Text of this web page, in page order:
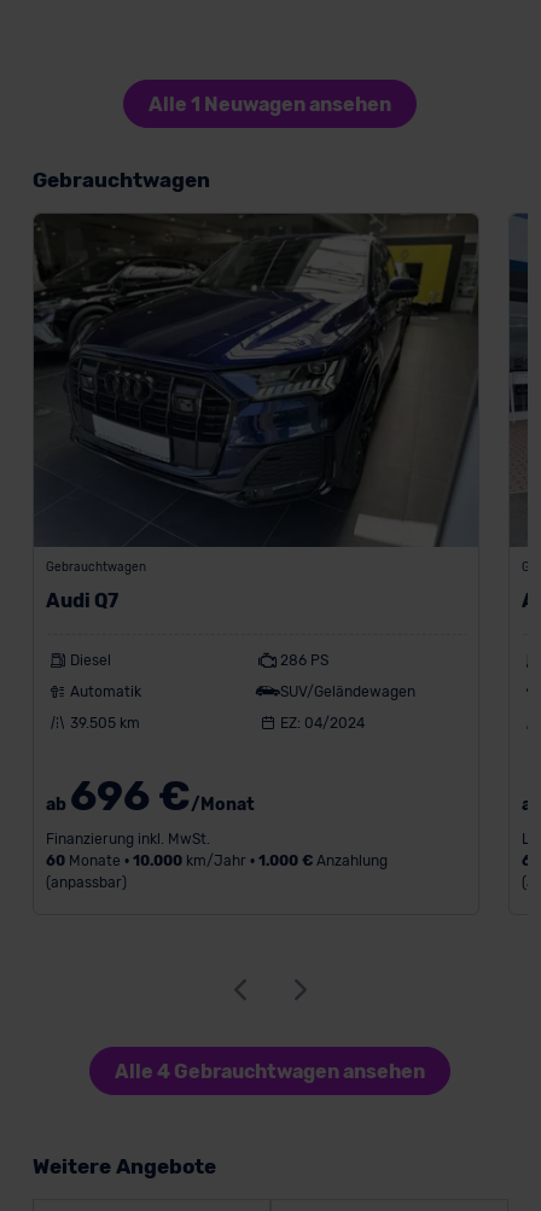
Alle 1 Neuwagen ansehen
Gebrauchtwagen
Gebrauchtwagen
Audi Q7
Diesel
286 PS
Automatik
SUV/Geländewagen
39.505 km
EZ: 04/2024
ab 696 €/Monat
Finanzierung inkl. MwSt.
60Monate • 10.000km/Jahr • 1.000 €Anzahlung
(anpassbar)
60
Alle 4 Gebrauchtwagen ansehen
Weitere Angebote